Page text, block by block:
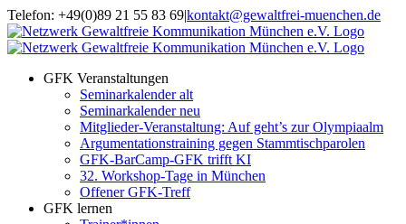
Zum
Inhalt
springen
Telefon: +49(0)89 21 55 83 69|kontakt@gewaltfrei-muenchen.de
Einloggen
Seminarkalender
Infos
zum
GFK Veranstaltungen
Seminarkalender alt
Seminarkalender neu
Mitglieder-Veranstaltung: Auf geht’s zur Olympiaalm
Argumentationstraining gegen Stammtischparolen
GFK-BarCamp-GFK trifft KI
32. Workshop-Tage in München
Offener GFK-Treff
GFK lernen